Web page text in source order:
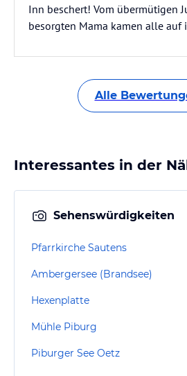
Inn beschert! Vom übermütigen
besorgten Mama kamen alle auf
Alle
Interessantes in der
Sehenswürdigkeiten
Pfarrkirche Sautens
Ambergersee (Brandsee)
Hexenplatte
Mühle Piburg
Piburger See Oetz